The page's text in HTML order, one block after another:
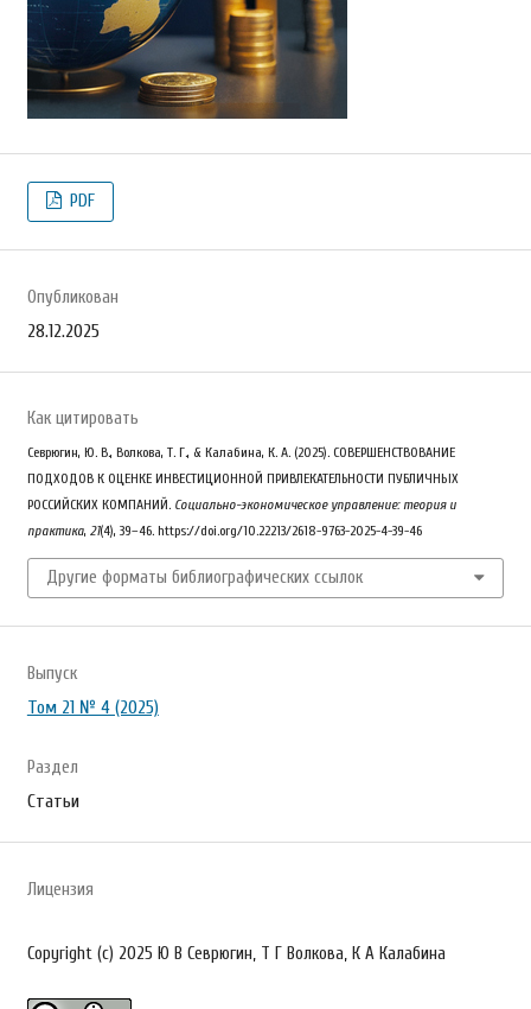
PDF
Опубликован
28.12.2025
Как цитировать
Севрюгин, Ю. В., Волкова, Т. Г., & Калабина, К. А. (2025). СОВЕРШЕНСТВОВАНИЕ
ПОДХОДОВ К ОЦЕНКЕ ИНВЕСТИЦИОННОЙ ПРИВЛЕКАТЕЛЬНОСТИ ПУБЛИЧНЫХ
РОССИЙСКИХ КОМПАНИЙ. Социально-экономическое управление: теория и
практика, 21(4), 39–46. https://doi.org/10.22213/2618-9763-2025-4-39-46
Другие форматы библиографических ссылок
Выпуск
Том 21 № 4 (2025)
Раздел
Статьи
Лицензия
Copyright (c) 2025 Ю В Севрюгин, Т Г Волкова, К А Калабина